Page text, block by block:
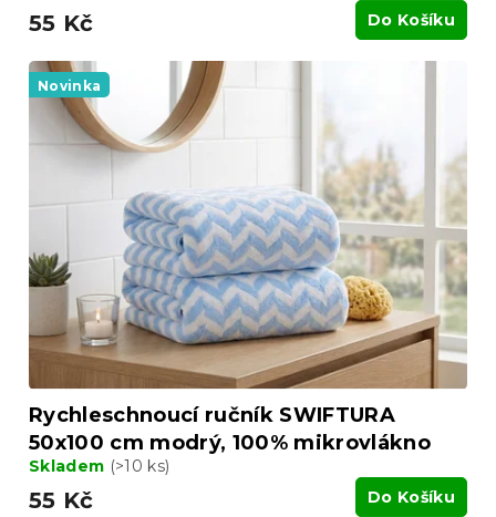
55 Kč Do Košíku
Novinka
Rychleschnoucí ručník SWIFTURA
50x100 cm modrý, 100% mikrovlákno
Skladem (>10 ks)
55 Kč Do Košíku